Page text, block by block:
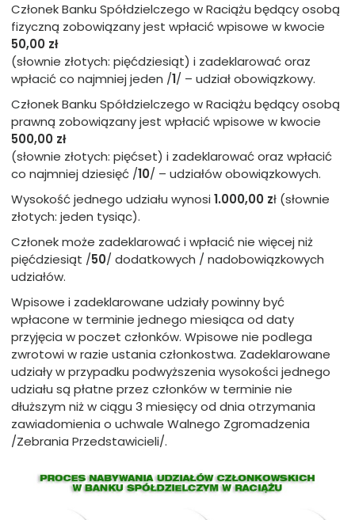
Członek Banku Spółdzielczego w Raciążu będący osobą
fizyczną zobowiązany jest wpłacić wpisowe w kwocie
50,00 zł
(słownie złotych: pięćdziesiąt) i zadeklarować oraz
wpłacić co najmniej jeden /1/ – udział obowiązkowy.
Członek Banku Spółdzielczego w Raciążu będący osobą
prawną zobowiązany jest wpłacić wpisowe w kwocie
500,00 zł
(słownie złotych: pięćset) i zadeklarować oraz wpłacić
co najmniej dziesięć /10/ – udziałów obowiązkowych.
Wysokość jednego udziału wynosi1.000,00 zł (słownie
złotych: jeden tysiąc).
Członek może zadeklarować i wpłacić nie więcej niż
pięćdziesiąt /50/ dodatkowych / nadobowiązkowych
udziałów.
Wpisowe i zadeklarowane udziały powinny być
wpłacone w terminie jednego miesiąca od daty
przyjęcia w poczet członków. Wpisowe nie podlega
zwrotowi w razie ustania członkostwa. Zadeklarowane
udziały w przypadku podwyższenia wysokości jednego
udziału są płatne przez członków w terminie nie
dłuższym niż w ciągu 3 miesięcy od dnia otrzymania
zawiadomienia o uchwale Walnego Zgromadzenia
/Zebrania Przedstawicieli/.